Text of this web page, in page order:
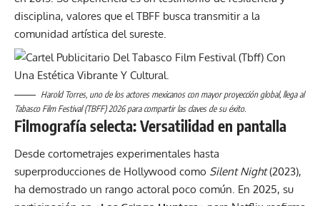
disciplina, valores que el TBFF busca transmitir a la
comunidad artística del sureste.
Harold Torres, uno de los actores mexicanos con mayor proyección global, llega al
Tabasco Film Festival (TBFF) 2026 para compartir las claves de su éxito.
Filmografía selecta: Versatilidad en pantalla
Desde cortometrajes experimentales hasta
superproducciones de Hollywood como Silent Night(2023),
ha demostrado un rango actoral poco común. En 2025, su